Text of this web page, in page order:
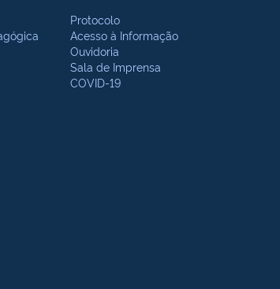
Protocolo
Acesso à Informação
Ouvidoria
Sala de Imprensa
COVID-19